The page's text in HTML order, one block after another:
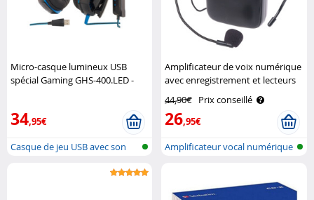
Micro-casque lumineux USB
spécial Gaming GHS-400.LED -
34,95€
Casque de jeu USB avec son
Amplificateur de voix numérique
avec enregistrement et lecteurs
44,90€ Prix conseillé
26,95€
Amplificateur vocal numérique